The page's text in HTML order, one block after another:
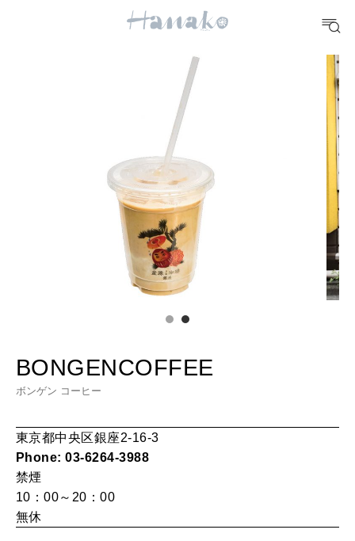
10 CATEGORIES
FOOD
おいしい
TRAVEL
どこ行く？
FORTUNE
明日のわたし
[12星座別] Weekly Holoscope
[12星座別] Monthly Love Holoscope
女神まり愛のタロットメッセージ
HEALTH
自分にやさしく
BONGENCOFFEE
ボンゲン コーヒー
東京都中央区銀座2-16-3
Phone: 03-6264-3988
禁煙
10：00～20：00
無休